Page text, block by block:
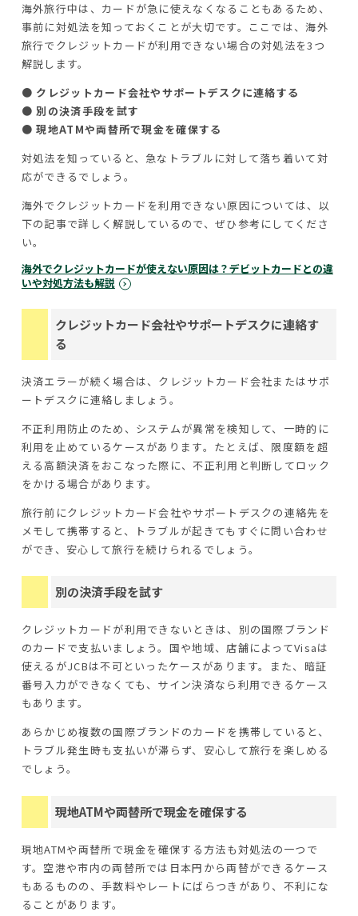
海外旅行中は、カードが急に使えなくなることもあるため、
事前に対処法を知っておくことが大切です。ここでは、海外
旅行でクレジットカードが利用できない場合の対処法を3つ
解説します。
● クレジットカード会社やサポートデスクに連絡する
● 別の決済手段を試す
● 現地ATMや両替所で現金を確保する
対処法を知っていると、急なトラブルに対して落ち着いて対
応ができるでしょう。
海外でクレジットカードを利用できない原因については、以
下の記事で詳しく解説しているので、ぜひ参考にしてくださ
い。
海外でクレジットカードが使えない原因は？デビットカードとの違
いや対処方法も解説
クレジットカード会社やサポートデスクに連絡す
る
決済エラーが続く場合は、クレジットカード会社またはサポ
ートデスクに連絡しましょう。
不正利用防止のため、システムが異常を検知して、一時的に
利用を止めているケースがあります。たとえば、限度額を超
える高額決済をおこなった際に、不正利用と判断してロック
をかける場合があります。
旅行前にクレジットカード会社やサポートデスクの連絡先を
メモして携帯すると、トラブルが起きてもすぐに問い合わせ
ができ、安心して旅行を続けられるでしょう。
別の決済手段を試す
クレジットカードが利用できないときは、別の国際ブランド
のカードで支払いましょう。国や地域、店舗によってVisaは
使えるがJCBは不可といったケースがあります。また、暗証
番号入力ができなくても、サイン決済なら利用できるケース
もあります。
あらかじめ複数の国際ブランドのカードを携帯していると、
トラブル発生時も支払いが滞らず、安心して旅行を楽しめる
でしょう。
現地ATMや両替所で現金を確保する
現地ATMや両替所で現金を確保する方法も対処法の一つで
す。空港や市内の両替所では日本円から両替ができるケース
もあるものの、手数料やレートにばらつきがあり、不利にな
ることがあります。